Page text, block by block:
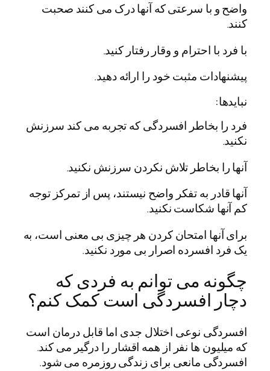
واضح و با سرعتی که آنها درک می کنند صحبت
کنند.
با فرد با احترام و وقار رفتار کنید.
پیشنهادات مثبت خود را ارائه دهید.
نبایدها:
فرد را بخاطر افسردگی که تجربه می کند سرزنش
نکنید.
آنها را بخاطر تلاش نکردن سرزنش نکنید.
آنها قادر به تفکر واضح نیستند، پس از تمرکز توجه
کم آنها شکاست نکنید.
برای آنها امتحان کردن هر چیزی بی معنی است، به
یک فرد افسرده اصرار بی مورد نکنید.
چگونه می توانم به فردی که
دچار افسردگی است کمک کنم؟
افسردگی نوعی اختلال جدی اما قابل درمان است
که میلیون ها نفر از همه اقشار را درگیر می کند.
افسردگی مانعی برای زندگی روزمره می شود.